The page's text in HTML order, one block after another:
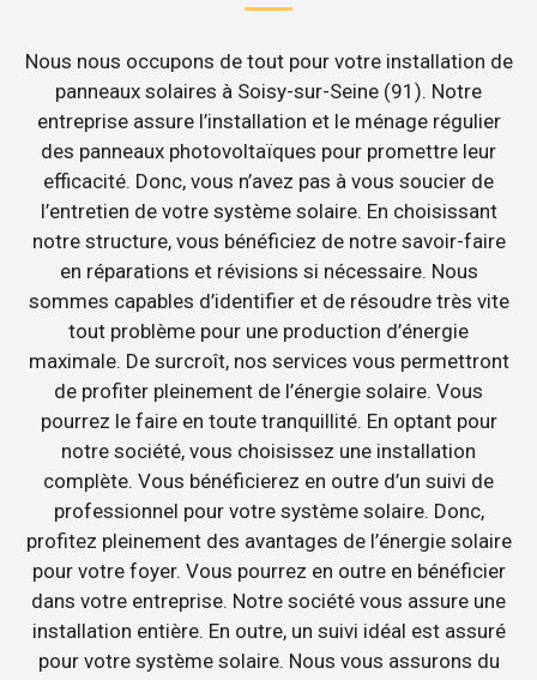
Nous nous occupons de tout pour votre installation de
panneaux solaires à Soisy-sur-Seine (91). Notre
entreprise assure l’installation et le ménage régulier
des panneaux photovoltaïques pour promettre leur
efficacité. Donc, vous n’avez pas à vous soucier de
l’entretien de votre système solaire. En choisissant
notre structure, vous bénéficiez de notre savoir-faire
en réparations et révisions si nécessaire. Nous
sommes capables d’identifier et de résoudre très vite
tout problème pour une production d’énergie
maximale. De surcroît, nos services vous permettront
de profiter pleinement de l’énergie solaire. Vous
pourrez le faire en toute tranquillité. En optant pour
notre société, vous choisissez une installation
complète. Vous bénéficierez en outre d’un suivi de
professionnel pour votre système solaire. Donc,
profitez pleinement des avantages de l’énergie solaire
pour votre foyer. Vous pourrez en outre en bénéficier
dans votre entreprise. Notre société vous assure une
installation entière. En outre, un suivi idéal est assuré
pour votre système solaire. Nous vous assurons du